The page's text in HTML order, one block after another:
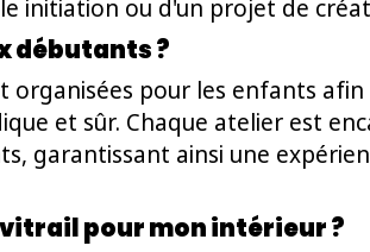
initiation ou d'un projet de
débutants ?
organisées pour les enfants
et sûr. Chaque atelier est
garantissant ainsi une
pour mon intérieur ?